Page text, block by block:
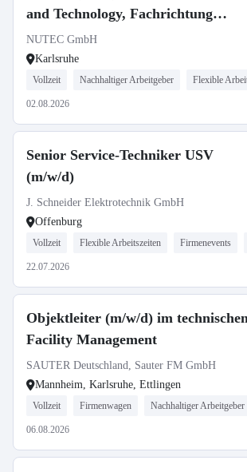
and Technology, Fachrichtung
Strahlenschutz (m/w/d)
NUTEC GmbH
Karlsruhe
Vollzeit Nachhaltiger Arbeitgeber Flexible
02.08.2026
Senior Service-Techniker USV
(m/w/d)
J. Schneider Elektrotechnik GmbH
Offenburg
Vollzeit Flexible Arbeitszeiten Firmenevents
22.07.2026
Objektleiter (m/w/d) im
Facility Management
SAUTER Deutschland, Sauter FM GmbH
Mannheim, Karlsruhe, Ettlingen
Vollzeit Firmenwagen Nachhaltiger Arbeitgeber
06.08.2026